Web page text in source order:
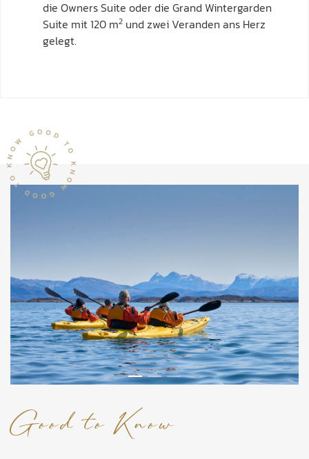
die Owners Suite oder die Grand Wintergarden
Suite mit 120 m2 und zwei Veranden ans Herz
gelegt.
Good to Know